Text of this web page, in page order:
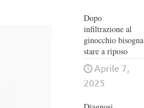
Dopo
infiltrazione al
ginocchio bisogna
stare a riposo
Aprile 7,
2025